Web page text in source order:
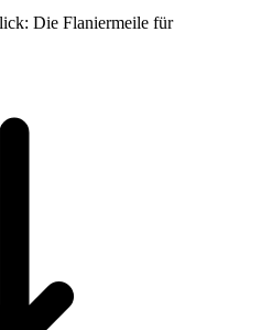
Die Flaniermeile für